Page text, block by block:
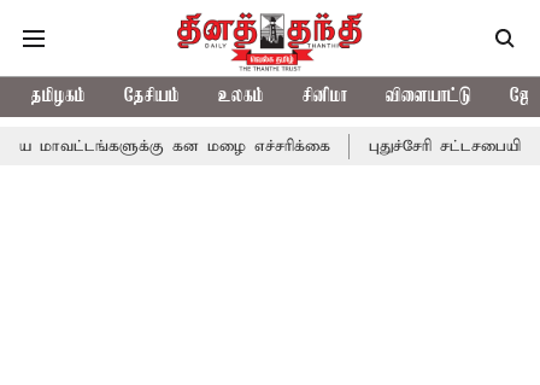
தமிழகம் தேசியம் உலகம் சினிமா விளையாட்டு
கன மழை எச்சரிக்கை புதுச்சேரி சட்டசபையில் வரும்